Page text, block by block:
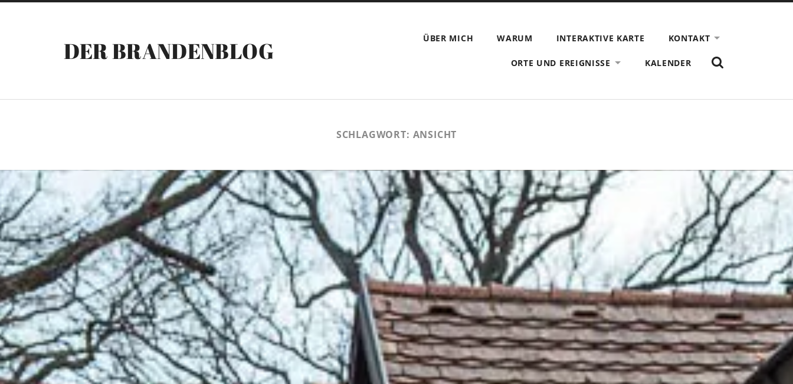
DER BRANDENBLOG ÜBER MICH WARUM INTERAKTIVE KARTE KONTAKT
ORTE UND EREIGNISSE KALENDER
ZEIGE
DAS
SCHLAGWORT: ANSICHT